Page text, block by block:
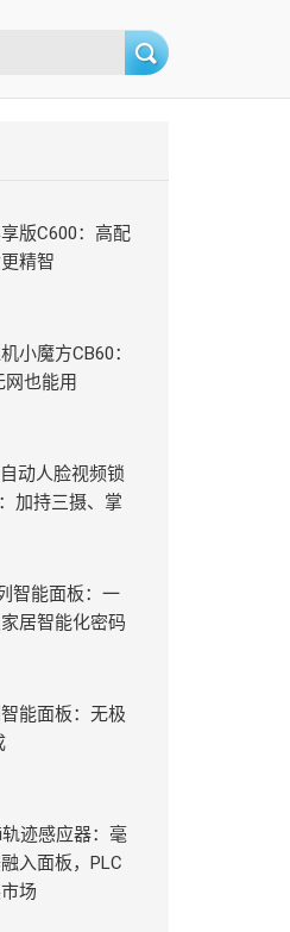
版C600：高配
精智
小魔方CB60：
也能用
动人脸视频锁
加持三摄、掌
智能面板：一
居智能化密码
能面板：无极
迹感应器：毫
入面板，PLC
场